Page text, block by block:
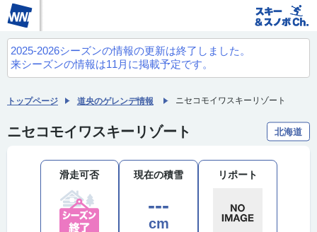
2025-2026シーズンの情報の更新は終了しました。
来シーズンの情報は11月に掲載予定です。
トップページ 道央のゲレンデ情報 ニセコモイワスキーリゾート
ニセコモイワスキーリゾート 北海道
滑走可否 現在の積雪
---
cm
リポート